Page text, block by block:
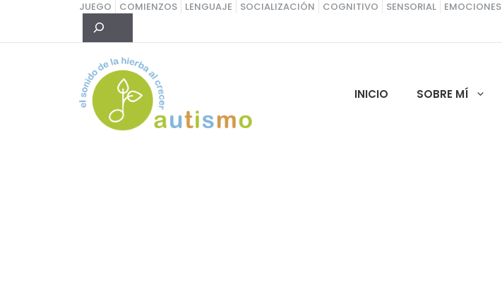
contenido
JUEGO COMIENZOS LENGUAJE SOCIALIZACIÓN COGNITIVO SENSORIAL EMOCIONES
Buscar
INICIO SOBRE MÍ